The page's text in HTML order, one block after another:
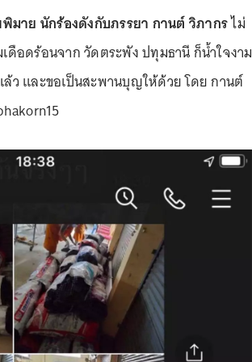
พิมาย นักร้องดังกับภรรยา กานต์ วิภากรไม่
ดือดร้อนจาก วัดตระพัง ปทุมธานี ก็น้ำใจงาม
ว และขอเป็นสะพานบุญให้ด้วย โดย กานต์